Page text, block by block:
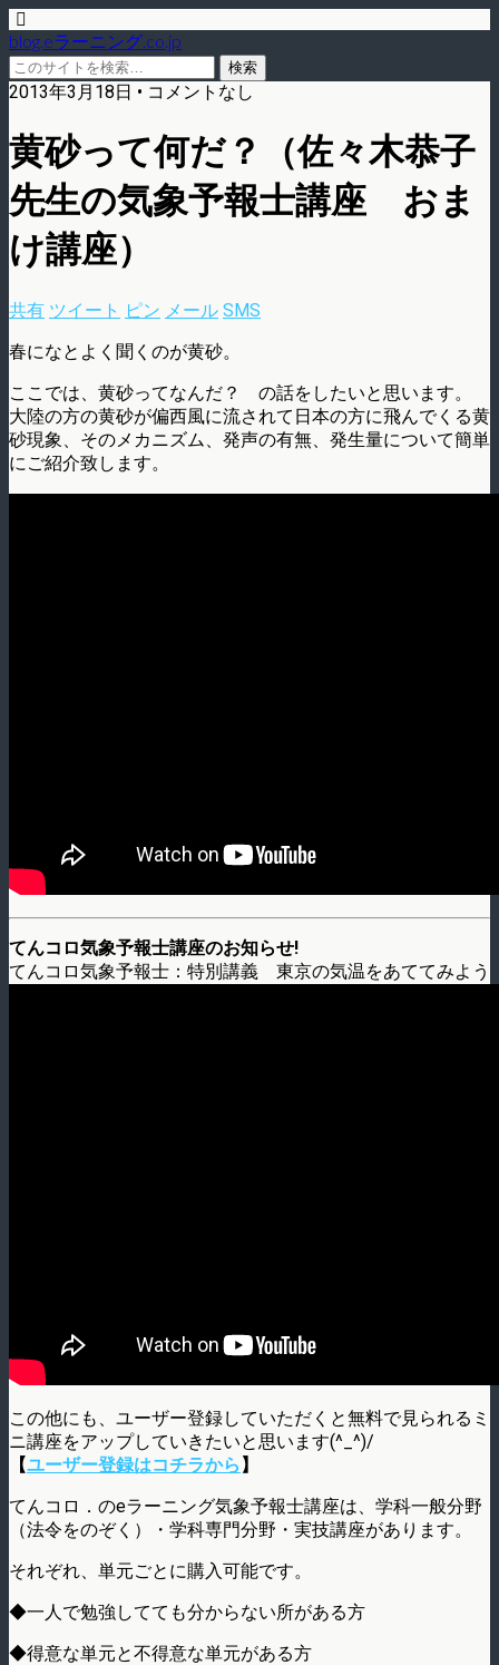
blog.eラーニング.co.jp
2013年3月18日 • コメントなし
黄砂って何だ？（佐々木恭子
先生の気象予報士講座 おま
け講座）
共有 ツイート ピン メール SMS
春になとよく聞くのが黄砂。
ここでは、黄砂ってなんだ？ の話をしたいと思います。
大陸の方の黄砂が偏西風に流されて日本の方に飛んでくる黄
砂現象、そのメカニズム、発声の有無、発生量について簡単
にご紹介致します。
てんコロ気象予報士講座のお知らせ!
てんコロ気象予報士：特別講義 東京の気温をあててみよう
この他にも、ユーザー登録していただくと無料で見られるミ
ニ講座をアップしていきたいと思います(^_^)/
【ユーザー登録はコチラから 】
てんコロ．のeラーニング気象予報士講座は、学科一般分野
（法令をのぞく）・学科専門分野・実技講座があります。
それぞれ、単元ごとに購入可能です。
◆一人で勉強してても分からない所がある方
◆得意な単元と不得意な単元がある方